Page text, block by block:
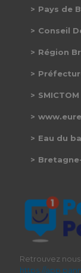
Pays de
Conseil
Région
SMICTOM
Eau du
Retrouvez
https://